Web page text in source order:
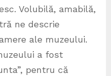
Volubilă, amabilă,
ne descrie
ale muzeului.
a fost
pentru că